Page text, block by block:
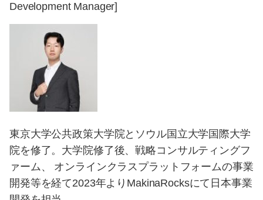
Development Manager]
東京大学公共政策大学院とソウル国立大学国際大学
院を修了。大学院修了後、戦略コンサルティングフ
ァーム、 オンラインクラスプラットフォームの事業
開発等を経て2023年よりMakinaRocksにて日本事業